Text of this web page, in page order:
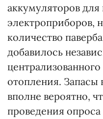
аккумуляторов для
электроприборов,
количество
добавилось
отопления.
вполне вероятно,
проведения